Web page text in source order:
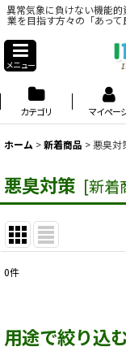
異常気象に負けない機能
業を目指す方々の「あっ
メニュー
カテゴリ マイペー
ホーム >新着商品 >悪臭対
悪臭対策 [新着
並び順:
0件
用途で絞り込